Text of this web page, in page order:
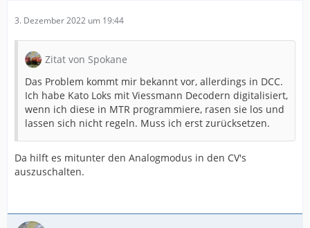
3. Dezember 2022 um 19:44
Zitat von Spokane
Das Problem kommt mir bekannt vor, allerdings in DCC.
Ich habe Kato Loks mit Viessmann Decodern digitalisiert,
wenn ich diese in MTR programmiere, rasen sie los und
lassen sich nicht regeln. Muss ich erst zurücksetzen.
Da hilft es mitunter den Analogmodus in den CV's
auszuschalten.